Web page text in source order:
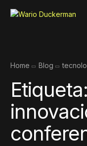
Home Blog